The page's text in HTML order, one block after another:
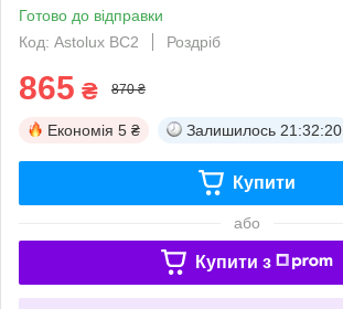
Готово до відправки
Код: Astolux BC2
Роздріб
865 ₴ 870 ₴
Економія 5 ₴ Залишилось 21:32:20
Купити
або
Купити з